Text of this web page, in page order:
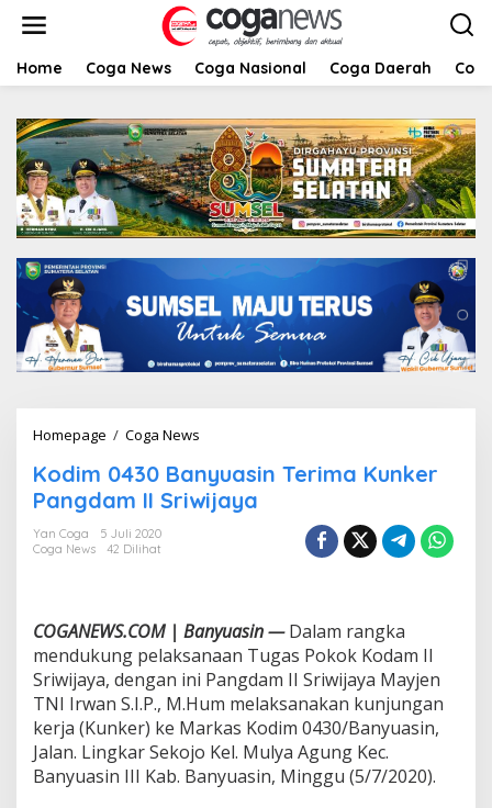
t
Home Coga News Coga Nasional Coga Daerah
Homepage / Coga News
d
i
m
a
n
y
u
a
s
i
n
Kodim 0430 Banyuasin Terima Kunker
Pangdam II Sriwijaya
Yan Coga
5 Juli 2020
Coga News
42 Dilihat
COGANEWS.COM | Banyuasin —Dalam rangka
mendukung pelaksanaan Tugas Pokok Kodam II
Sriwijaya, dengan ini Pangdam II Sriwijaya Mayjen
TNI Irwan S.I.P., M.Hum melaksanakan kunjungan
kerja (Kunker) ke Markas Kodim 0430/Banyuasin,
Jalan. Lingkar Sekojo Kel. Mulya Agung Kec.
Banyuasin III Kab. Banyuasin, Minggu (5/7/2020).